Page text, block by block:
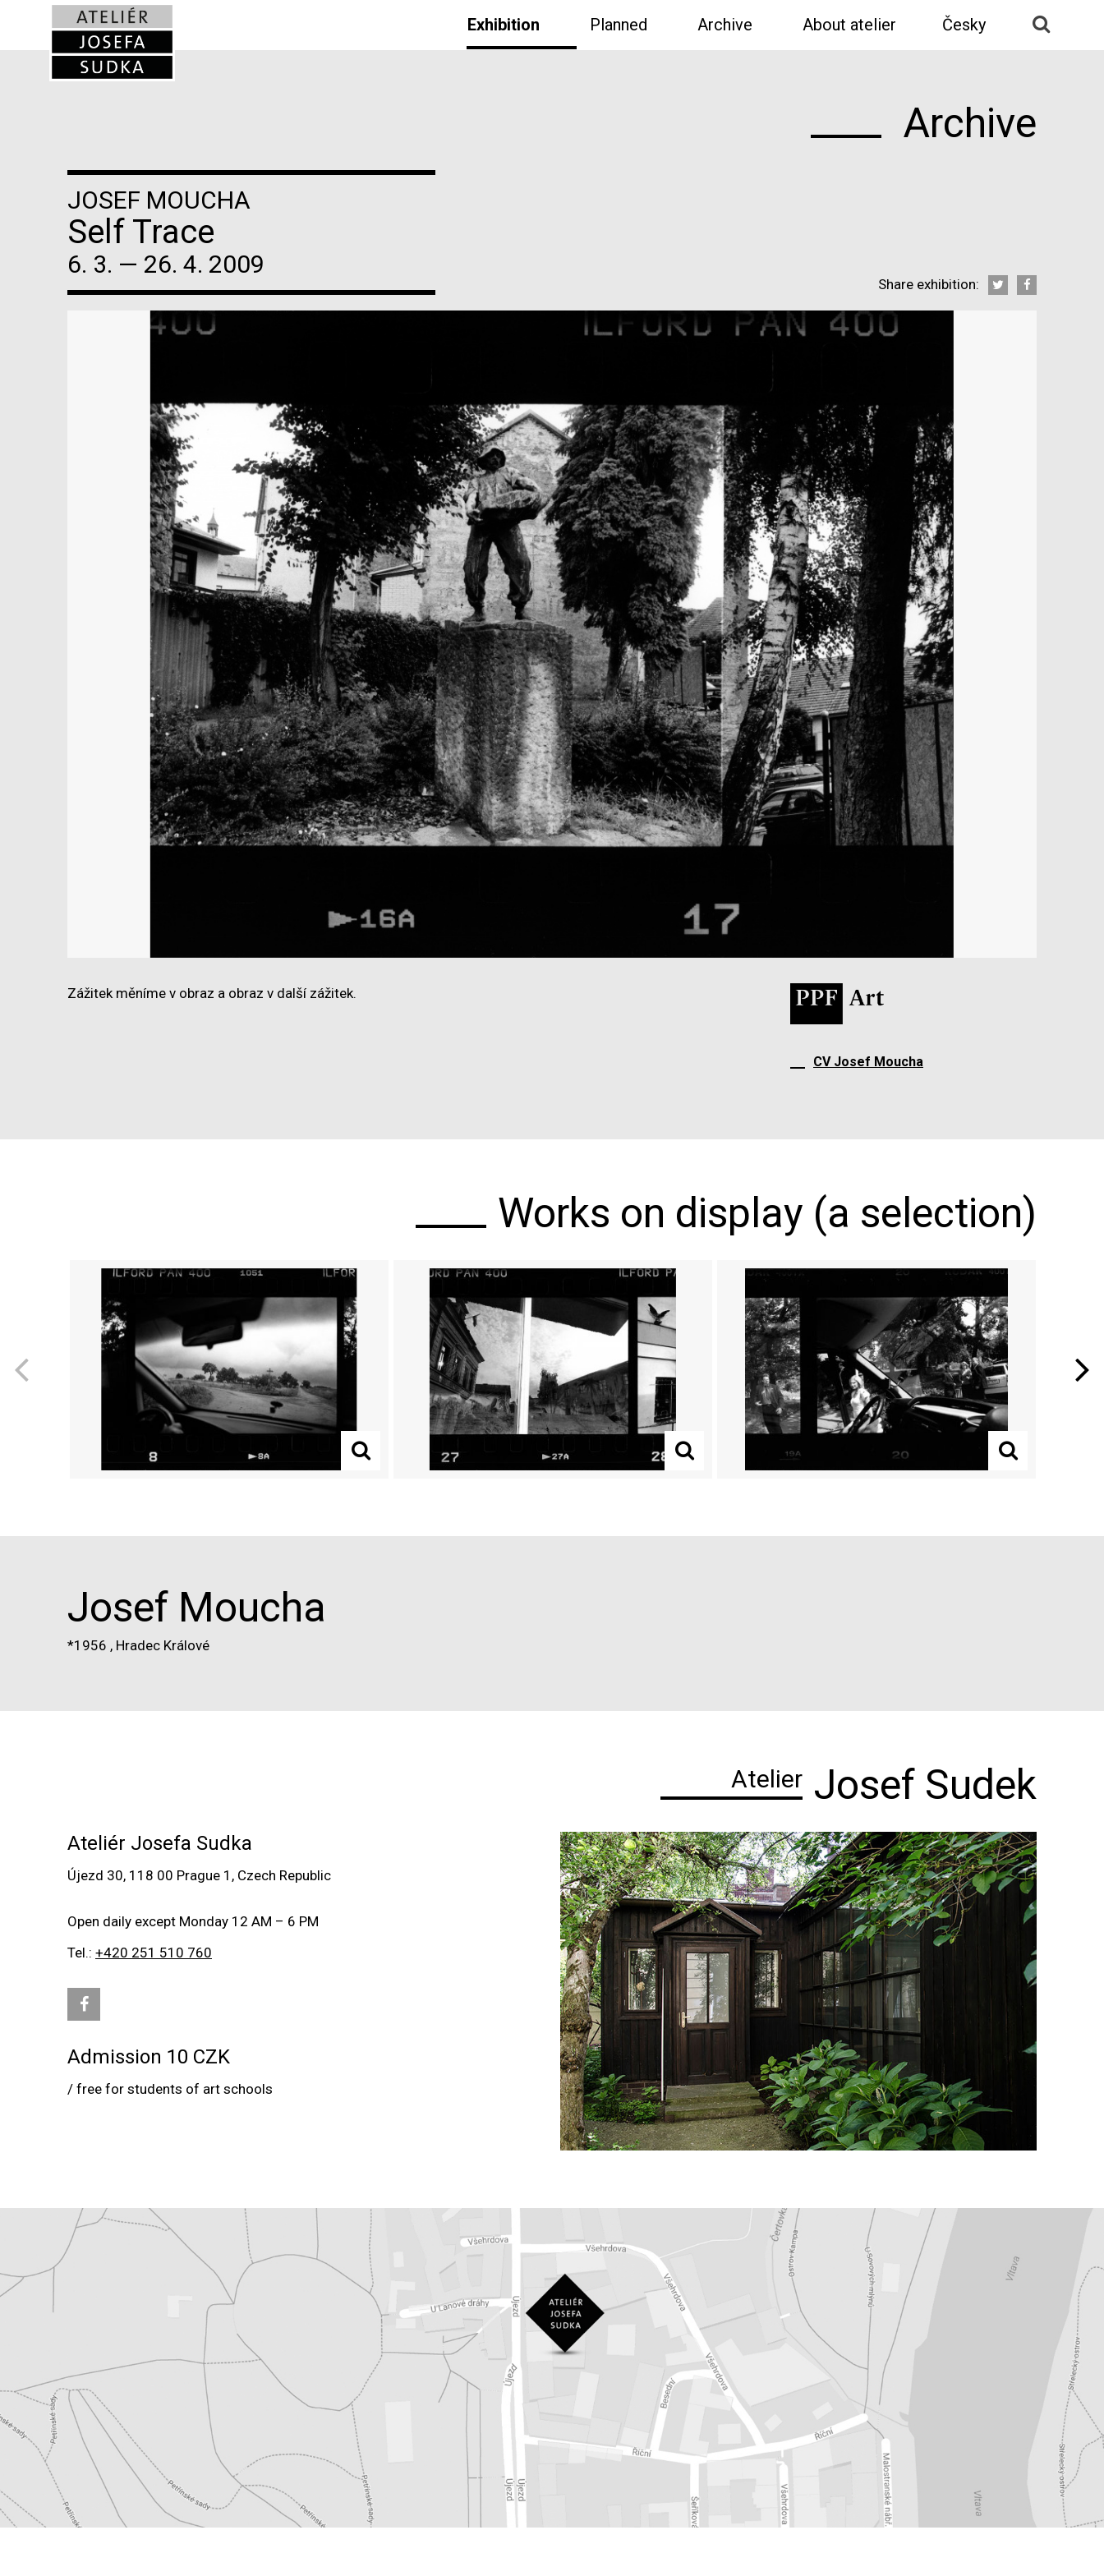
Exhibition Planned Archive About atelier Česky
Archive
JOSEF MOUCHA
Self Trace
6. 3. — 26. 4. 2009
Share exhibition:
Zážitek měníme v obraz a obraz v další zážitek.
CV Josef Moucha
Works on display (a selection)
Previous Next
Josef Moucha
*1956 , Hradec Králové
Atelier Josef Sudek
Ateliér Josefa Sudka
Újezd 30, 118 00 Prague 1, Czech Republic
Open daily except Monday 12 AM – 6 PM
Tel.: +420 251 510 760
Admission 10 CZK
/ free for students of art schools